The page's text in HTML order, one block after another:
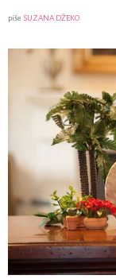
piše SUZANA DŽEKO